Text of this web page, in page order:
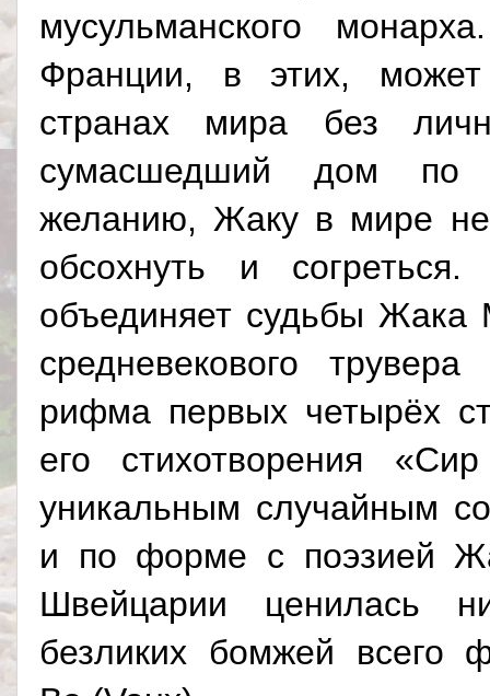
мусульманского
Франции, в этих,
странах мира без
сумасшедший дом по
желанию, Жаку в мире
обсохнуть и
объединяет судьбы
средневекового
рифма первых четырёх
его стихотворения
уникальным случайным
и по форме с поэзией
Швейцарии ценилась
безликих бомжей всего